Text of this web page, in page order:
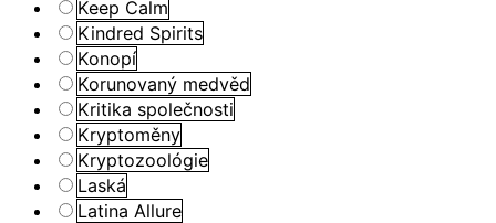
Keep Calm
Kindred Spirits
Konopí
Korunovaný medvěd
Kritika společnosti
Kryptoměny
Kryptozoológie
Laská
Latina Allure